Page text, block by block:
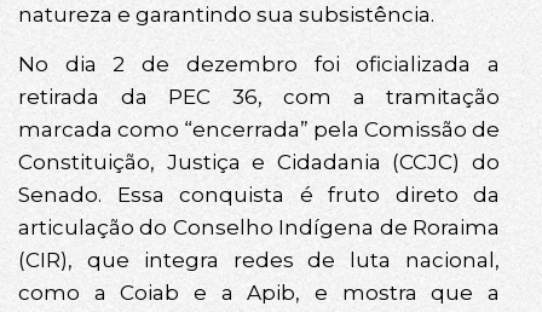
natureza e garantindo sua subsistência.
No dia 2 de dezembro foi oficializada a
retirada da PEC 36, com a tramitação
marcada como “encerrada” pela Comissão de
Constituição, Justiça e Cidadania (CCJC) do
Senado. Essa conquista é fruto direto da
articulação do Conselho Indígena de Roraima
(CIR), que integra redes de luta nacional,
como a Coiab e a Apib, e mostra que a